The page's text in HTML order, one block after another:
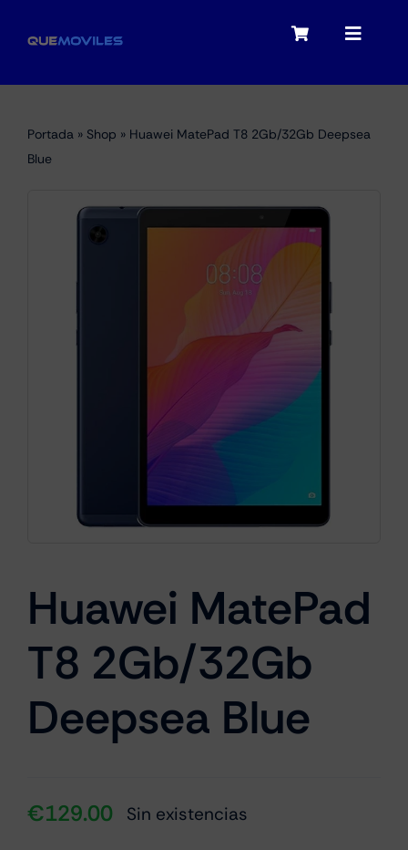
Toggle
My account
Checkout
Toggle
Marcas
Portada » Shop » Huawei MatePad T8 2Gb/32Gb Deepsea
Blue
Huawei MatePad
T8 2Gb/32Gb
Deepsea Blue
€129.00 Sin existencias